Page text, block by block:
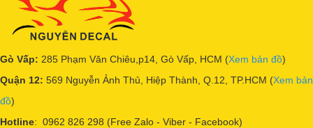
Gò Vấp: 285 Phạm Văn Chiêu,p14, Gò Vấp, HCM (Xem bản đồ)
Quận 12: 569 Nguyễn Ảnh Thủ, Hiệp Thành, Q.12, TP.HCM (Xem bản
đồ)
Hotline: 0962 826 298 (Free Zalo - Viber - Facebook)